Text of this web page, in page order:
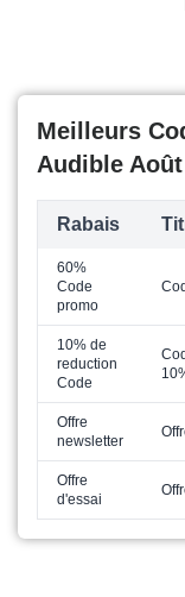
Meilleurs
Audible
Rabais
60%
Code
promo
10% de
reduction
Code
Offre
newsletter
Offre
d'essai